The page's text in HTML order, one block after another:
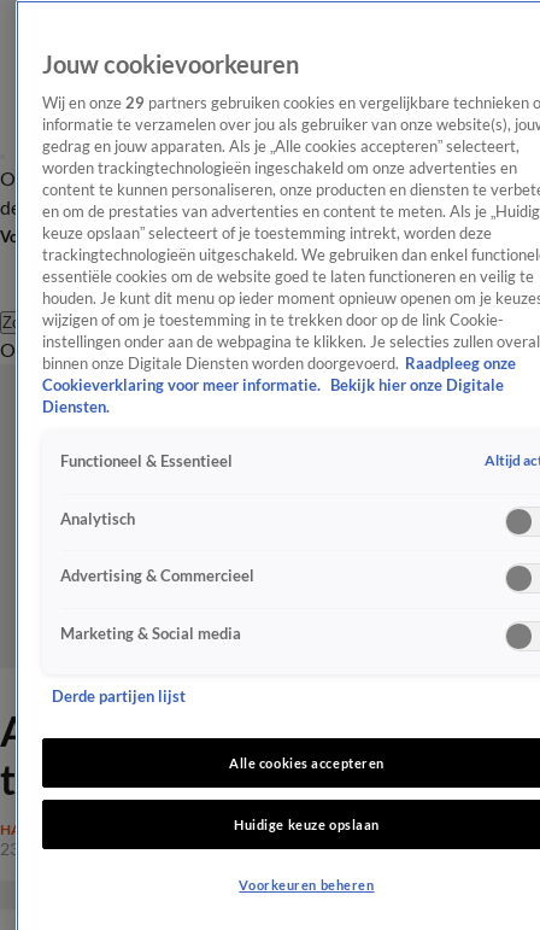
OverzichtAfleveringen Entertainment TV Algemeen
Tip
de redactieNieuwsbrief
Volg Shownieuws
Zoeken
OverzichtEntertainmentSpraakmakendRealityCrimeVideo's
André Hazes er even
tussenuit met zijn gezin
HAZES
23 okt 2019, 12:58
Jouw cookievoorkeuren
Wij en onze 29 partners gebruiken cookies en vergelijkbare technieken
informatie te verzamelen over jou als gebruiker van onze website(s),
gedrag en jouw apparaten. Als je „Alle cookies accepteren” selecteert,
worden trackingtechnologieën ingeschakeld om onze advertenties en
content te kunnen personaliseren, onze producten en diensten te
en om de prestaties van advertenties en content te meten. Als je
keuze opslaan” selecteert of je toestemming intrekt, worden deze
trackingtechnologieën uitgeschakeld. We gebruiken dan enkel
essentiële cookies om de website goed te laten functioneren en veilig te
houden. Je kunt dit menu op ieder moment opnieuw openen om je
wijzigen of om je toestemming in te trekken door op de link Cookie-
instellingen onder aan de webpagina te klikken. Je selecties zullen overal
binnen onze Digitale Diensten worden doorgevoerd. Raadpleeg onze
Cookieverklaring voor meer informatie.
Bekijk hier onze Digitale
Diensten.
Functioneel & Essentieel Altijd
Analytisch
Advertising & Commercieel
Marketing & Social media
Derde partijen lijst
Alle cookies accepteren
Huidige keuze opslaan
Voorkeuren beheren